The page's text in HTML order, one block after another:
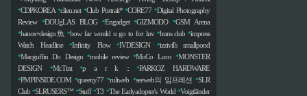
*CDPKOREA *clien.net *Club Portrait* *CORE77 *Digital Photography
Review
*DOUgLAS BLOG *Engadget *GIZMODO *GSM Arena
*hanos+design魚 *how far would u go to for luv *huns club *impress
Watch Headline
*Infinity Flow *IVDESIGN *izzivil's smallpond
*Macguffin Do Design *mobile review *MoCo Loco *MONSTER
DESIGN
*Mr.Tint *p a r k :: *PARKOZ HARDWARE
*PMPINSIDE.COM *queeny77 *ruliweb *seeweb의 임프레션 *SLR
Club *SLRUSERS™ *Stuff *T3 *The Earlyadopter's World *Voigtländer